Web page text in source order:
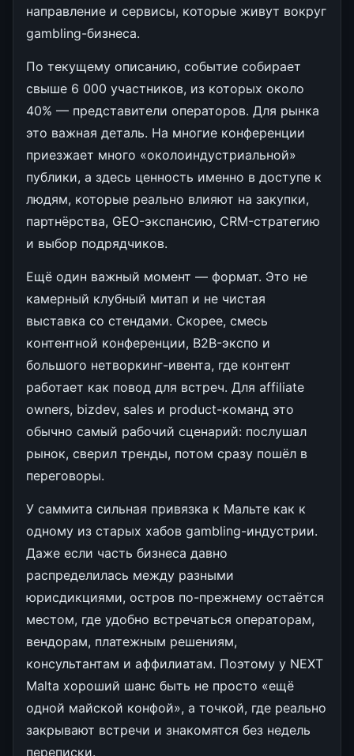
направление и сервисы, которые живут вокруг
gambling-бизнеса.
По текущему описанию, событие собирает
свыше 6 000 участников, из которых около
40% — представители операторов. Для рынка
это важная деталь. На многие конференции
приезжает много «околоиндустриальной»
публики, а здесь ценность именно в доступе к
людям, которые реально влияют на закупки,
партнёрства, GEO-экспансию, CRM-стратегию
и выбор подрядчиков.
Ещё один важный момент — формат. Это не
камерный клубный митап и не чистая
выставка со стендами. Скорее, смесь
контентной конференции, B2B-экспо и
большого нетворкинг-ивента, где контент
работает как повод для встреч. Для affiliate
owners, bizdev, sales и product-команд это
обычно самый рабочий сценарий: послушал
рынок, сверил тренды, потом сразу пошёл в
переговоры.
У саммита сильная привязка к Мальте как к
одному из старых хабов gambling-индустрии.
Даже если часть бизнеса давно
распределилась между разными
юрисдикциями, остров по-прежнему остаётся
местом, где удобно встречаться операторам,
вендорам, платежным решениям,
консультантам и аффилиатам. Поэтому у NEXT
Malta хороший шанс быть не просто «ещё
одной майской конфой», а точкой, где реально
закрывают встречи и знакомятся без недель
переписки.